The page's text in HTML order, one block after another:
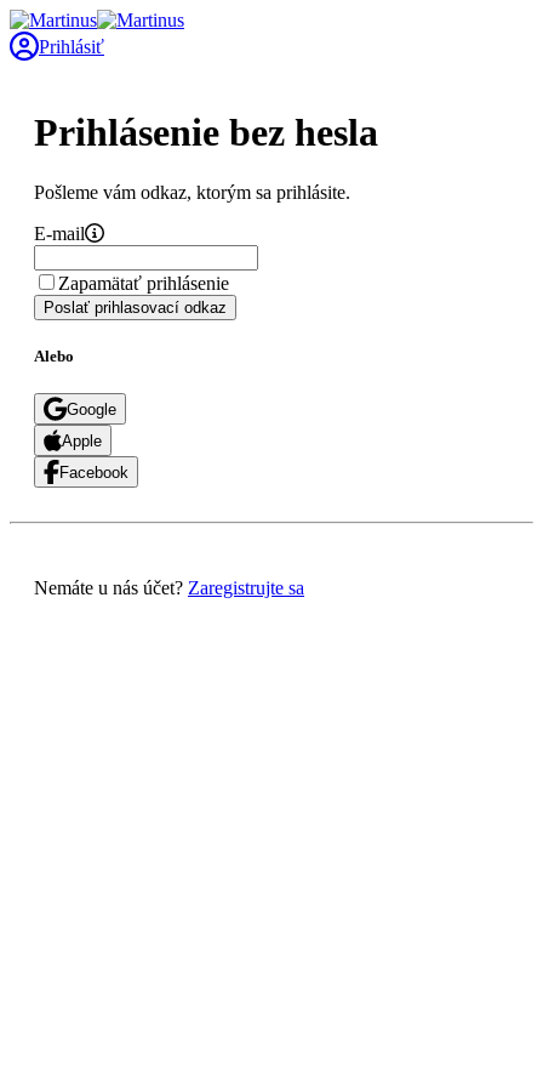
Prihlásiť
Prihlásenie bez hesla
Pošleme vám odkaz, ktorým sa prihlásite.
E-mail
Zapamätať prihlásenie
Poslať prihlasovací odkaz
Alebo
Google
Apple
Facebook
Nemáte u nás účet? Zaregistrujte sa